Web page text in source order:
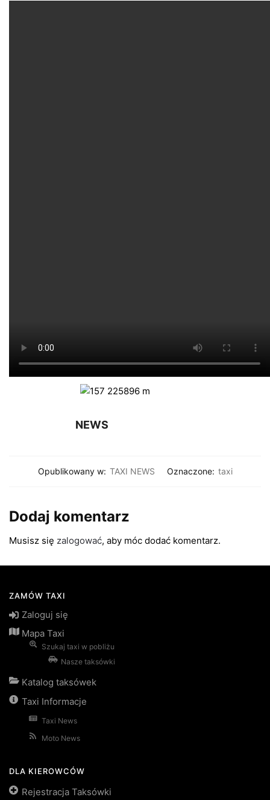
NEWS
Opublikowany w: TAXI NEWS Oznaczone: taxi
Dodaj komentarz
Musisz się zalogować, aby móc dodać komentarz.
ZAMÓW TAXI
Zaloguj się
Mapa Taxi
Szukaj taxi w pobliżu
Nasze taksówki
Katalog taksówek
Taxi Informacje
Taxi News
Moto News
DLA KIEROWCÓW
Rejestracja Taksówki